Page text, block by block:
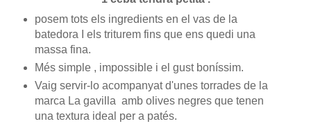
posem tots els ingredients en el vas de la
batedora I els triturem fins que ens quedi una
massa fina.
Més simple , impossible i el gust boníssim.
Vaig servir-lo acompanyat d'unes torrades de la
marca La gavilla amb olives negres que tenen
una textura ideal per a patés.